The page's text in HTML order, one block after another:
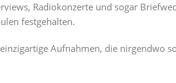
Radiokonzerte und sogar
festgehalten.
Aufnahmen, die nirgendwo